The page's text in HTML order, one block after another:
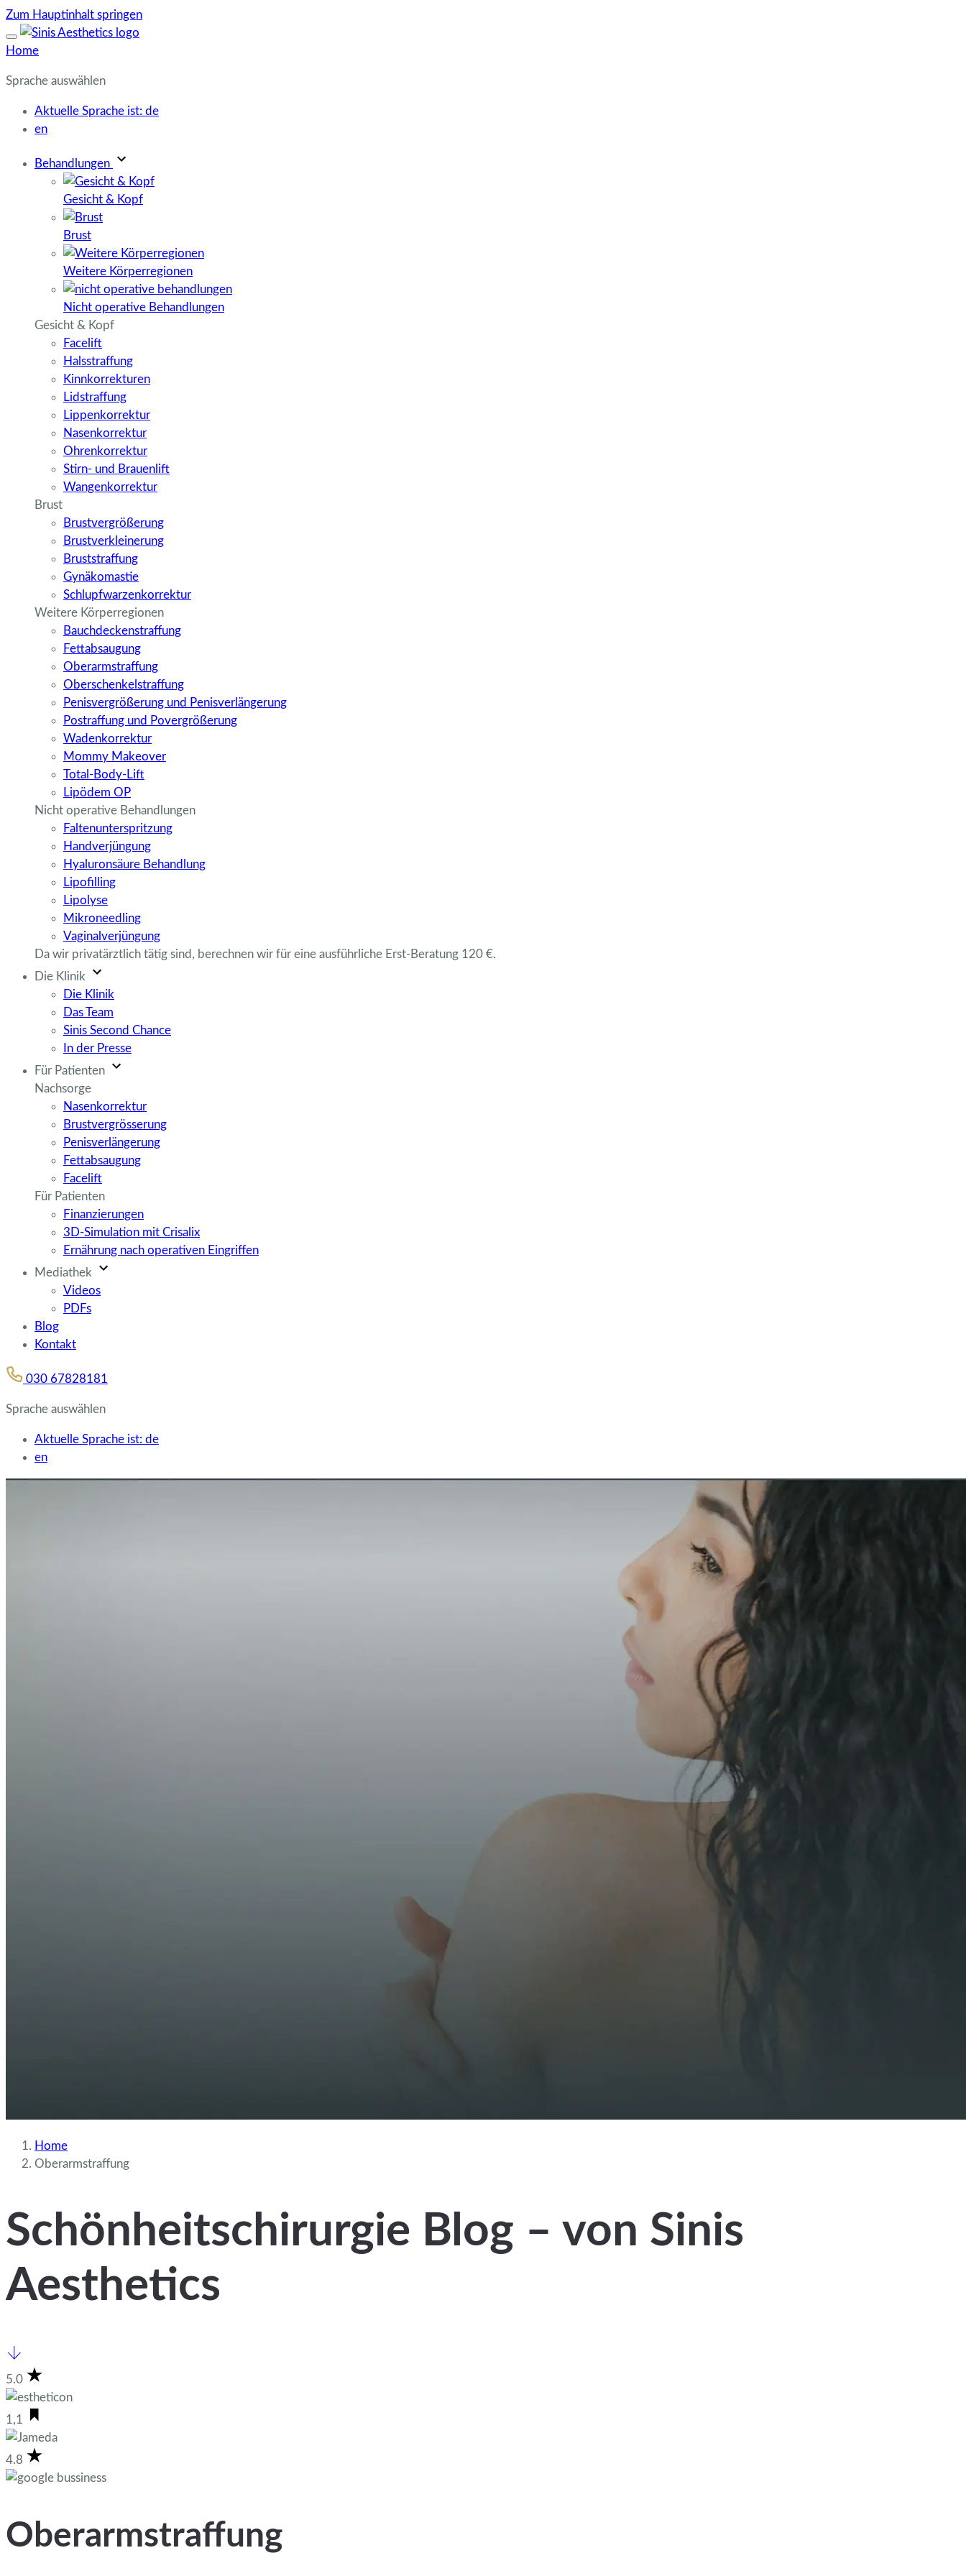
Zum Hauptinhalt springen
Home
Sprache auswählen
Aktuelle Sprache ist: de
en
Behandlungen
Gesicht & Kopf
Brust
Weitere Körperregionen
Nicht operative Behandlungen
Gesicht & Kopf
Facelift
Halsstraffung
Kinnkorrekturen
Lidstraffung
Lippenkorrektur
Nasenkorrektur
Ohrenkorrektur
Stirn- und Brauenlift
Wangenkorrektur
Brust
Brustvergrößerung
Brustverkleinerung
Bruststraffung
Gynäkomastie
Schlupfwarzenkorrektur
Weitere Körperregionen
Bauchdeckenstraffung
Fettabsaugung
Oberarmstraffung
Oberschenkelstraffung
Penisvergrößerung und Penisverlängerung
Postraffung und Povergrößerung
Wadenkorrektur
Mommy Makeover
Total-Body-Lift
Lipödem OP
Nicht operative Behandlungen
Faltenunterspritzung
Handverjüngung
Hyaluronsäure Behandlung
Lipofilling
Lipolyse
Mikroneedling
Vaginalverjüngung
Da wir privatärztlich tätig sind, berechnen wir für eine ausführliche Erst-Beratung 120 €.
Die Klinik
Die Klinik
Das Team
Sinis Second Chance
In der Presse
Für Patienten
Nachsorge
Nasenkorrektur
Brustvergrösserung
Penisverlängerung
Fettabsaugung
Facelift
Für Patienten
Finanzierungen
3D-Simulation mit Crisalix
Ernährung nach operativen Eingriffen
Mediathek
Videos
PDFs
Blog
Kontakt
030 67828181
Sprache auswählen
Aktuelle Sprache ist: de
en
Home
Oberarmstraffung
Schönheitschirurgie Blog – von Sinis
Aesthetics
5.0
1,1
4.8
Oberarmstraffung